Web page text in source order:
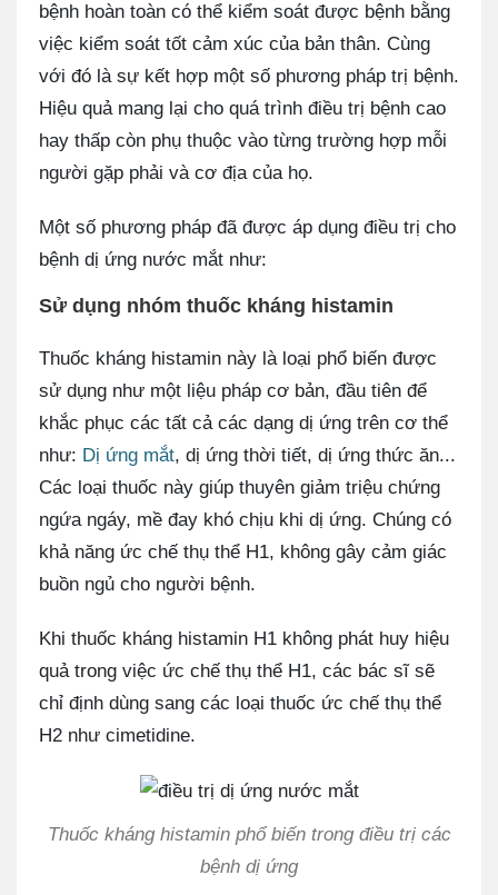
bệnh hoàn toàn có thể kiểm soát được bệnh bằng
việc kiểm soát tốt cảm xúc của bản thân. Cùng
với đó là sự kết hợp một số phương pháp trị bệnh.
Hiệu quả mang lại cho quá trình điều trị bệnh cao
hay thấp còn phụ thuộc vào từng trường hợp mỗi
người gặp phải và cơ địa của họ.
Một số phương pháp đã được áp dụng điều trị cho
bệnh dị ứng nước mắt như:
Sử dụng nhóm thuốc kháng histamin
Thuốc kháng histamin này là loại phổ biến được
sử dụng như một liệu pháp cơ bản, đầu tiên để
khắc phục các tất cả các dạng dị ứng trên cơ thể
như: Dị ứng mắt, dị ứng thời tiết, dị ứng thức ăn...
Các loại thuốc này giúp thuyên giảm triệu chứng
ngứa ngáy, mề đay khó chịu khi dị ứng. Chúng có
khả năng ức chế thụ thể H1, không gây cảm giác
buồn ngủ cho người bệnh.
Khi thuốc kháng histamin H1 không phát huy hiệu
quả trong việc ức chế thụ thể H1, các bác sĩ sẽ
chỉ định dùng sang các loại thuốc ức chế thụ thể
H2 như cimetidine.
Thuốc kháng histamin phổ biến trong điều trị các
bệnh dị ứng